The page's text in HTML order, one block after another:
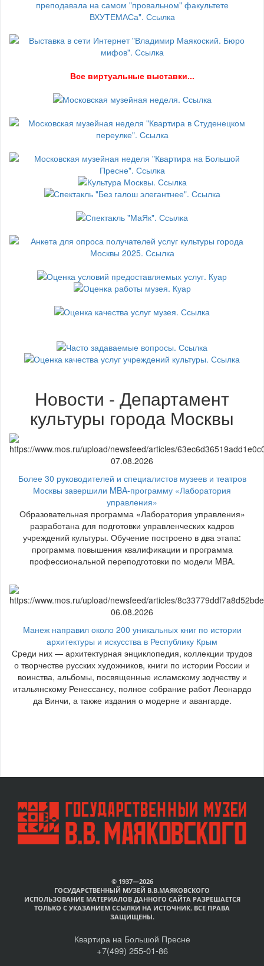
Все виртуальные выставки...
Новости - Департамент
культуры города Москвы
07.08.2026
Более 30 руководителей и специалистов музеев и театров
Москвы завершили MBA-программу «Лаборатория
управления»
Образовательная программа «Лаборатория управления»
разработана для подготовки управленческих кадров
учреждений культуры. Обучение построено в два этапа:
программа повышения квалификации и программа
профессиональной переподготовки по модели MBA.
06.08.2026
Манеж направил около 200 уникальных книг по истории
архитектуры и искусства в Республику Крым
Среди них — архитектурная энциклопедия, коллекции трудов
о творчестве русских художников, книги по истории России и
воинства, альбомы, посвященные исламскому зодчеству и
итальянскому Ренессансу, полное собрание работ Леонардо
да Винчи, а также издания о модерне и авангарде.
© 1937—2026
ГОСУДАРСТВЕННЫЙ МУЗЕЙ В.В.МАЯКОВСКОГО
ИСПОЛЬЗОВАНИЕ МАТЕРИАЛОВ ДАННОГО САЙТА РАЗРЕШАЕТСЯ
ТОЛЬКО С УКАЗАНИЕМ ССЫЛКИ НА ИСТОЧНИК. ВСЕ ПРАВА
ЗАЩИЩЕНЫ.
Квартира на Большой Пресне
+7(499) 255-01-86